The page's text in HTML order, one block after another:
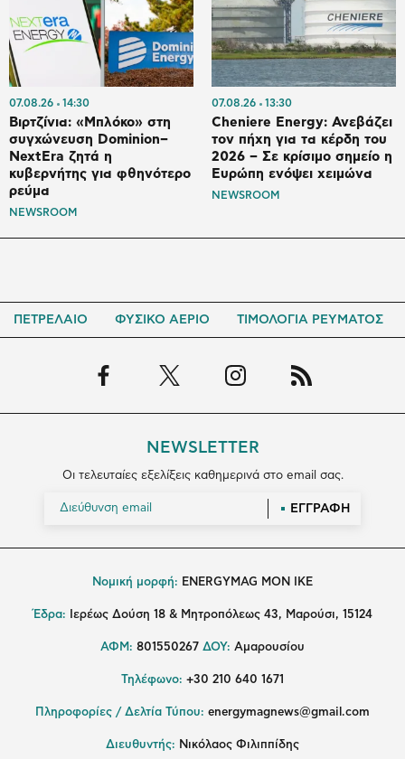
07.08.26 14:30
Βιρτζίνια: «Μπλόκο» στη
συγχώνευση Dominion–
NextEra ζητά η
κυβερνήτης για φθηνότερο
ρεύμα
NEWSROOM
07.08.26 13:30
Cheniere Energy: Ανεβάζει
τον πήχη για τα κέρδη του
2026 – Σε κρίσιμο σημείο η
Ευρώπη ενόψει χειμώνα
NEWSROOM
ΠΕΤΡΕΛΑΙΟ ΦΥΣΙΚΟ ΑΕΡΙΟ ΤΙΜΟΛΟΓΙΑ ΡΕΥΜΑΤΟΣ
NEWSLETTER
Οι τελευταίες εξελίξεις καθημερινά στο email σας.
ΕΓΓΡΑΦΗ
Νομική μορφή: ENERGYMAG MON IKE
Έδρα: Ιερέως Δούση 18 & Μητροπόλεως 43, Μαρούσι, 15124
ΑΦΜ: 801550267 ΔΟΥ: Αμαρουσίου
Τηλέφωνο: +30 210 640 1671
Πληροφορίες / Δελτία Τύπου: energymagnews@gmail.com
Διευθυντής: Νικόλαος Φιλιππίδης